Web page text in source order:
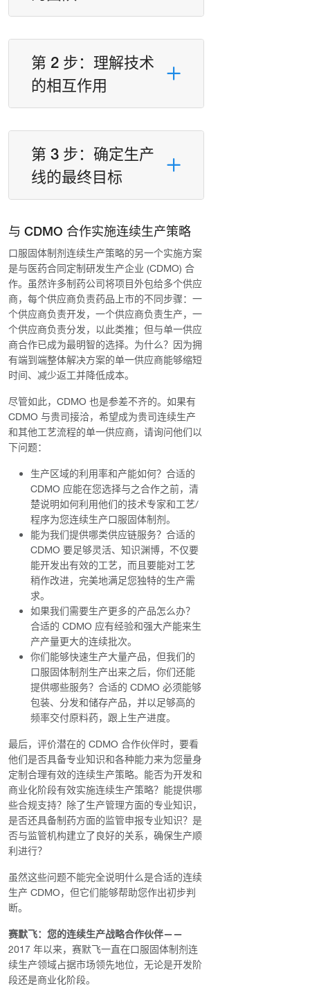
第 2 步：理解技术
的相互作用
第 3 步：确定生产
线的最终目标
与 CDMO 合作实施连续生产策略
口服固体制剂连续生产策略的另一个实施方案
是与医药合同定制研发生产企业 (CDMO) 合
作。虽然许多制药公司将项目外包给多个供应
商，每个供应商负责药品上市的不同步骤：一
个供应商负责开发，一个供应商负责生产，一
个供应商负责分发，以此类推；但与单一供应
商合作已成为最明智的选择。为什么？因为拥
有端到端整体解决方案的单一供应商能够缩短
时间、减少返工并降低成本。
尽管如此，CDMO 也是参差不齐的。如果有
CDMO 与贵司接洽，希望成为贵司连续生产
和其他工艺流程的单一供应商，请询问他们以
下问题：
生产区域的利用率和产能如何？合适的
CDMO 应能在您选择与之合作之前，清
楚说明如何利用他们的技术专家和工艺/
程序为您连续生产口服固体制剂。
能为我们提供哪类供应链服务？合适的
CDMO 要足够灵活、知识渊博，不仅要
能开发出有效的工艺，而且要能对工艺
稍作改进，完美地满足您独特的生产需
求。
如果我们需要生产更多的产品怎么办？
合适的 CDMO 应有经验和强大产能来生
产产量更大的连续批次。
你们能够快速生产大量产品，但我们的
口服固体制剂生产出来之后，你们还能
提供哪些服务？合适的 CDMO 必须能够
包装、分发和储存产品，并以足够高的
频率交付原料药，跟上生产进度。
最后，评价潜在的 CDMO 合作伙伴时，要看
他们是否具备专业知识和各种能力来为您量身
定制合理有效的连续生产策略。能否为开发和
商业化阶段有效实施连续生产策略？能提供哪
些合规支持？除了生产管理方面的专业知识，
是否还具备制药方面的监管申报专业知识？是
否与监管机构建立了良好的关系，确保生产顺
利进行？
虽然这些问题不能完全说明什么是合适的连续
生产 CDMO，但它们能够帮助您作出初步判
断。
赛默飞：您的连续生产战略合作伙伴——
2017 年以来，赛默飞一直在口服固体制剂连
续生产领域占据市场领先地位，无论是开发阶
段还是商业化阶段。